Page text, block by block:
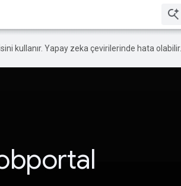
kullanır. Yapay zeka çevirilerinde hata olabilir.